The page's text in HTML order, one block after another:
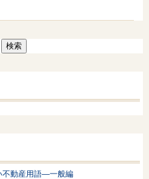
不動産用語—一般編